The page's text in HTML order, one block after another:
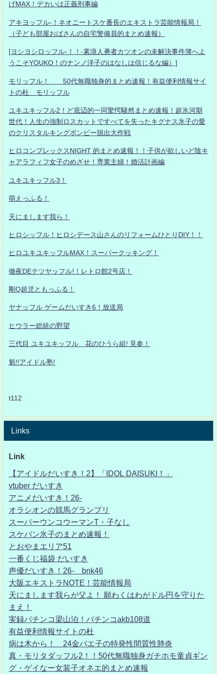
げMAX！デカいは正義刑事編
アキヨッフル-！ネオニートスケ番長のエキストラ芸能情報局！
（子ども部屋おばさんの自宅警備員的まとめ速報）
[ヨシヨシロッフル-！！-素浪人勇者カツオンの未解決事件簿へよ
うこそYOUKO！のナンノ洋子のはなしは信じるな編）]
モリッフル！ 50代無職独身的まとめ速報！有益便利情報サイ
トの杜 モリッフル
ユキユキッフル2！ど底辺的一同驚愕騒然まとめ速報！超氷河期
世代！人生の強制ロスカットですべてを失ったキグナス氷子の愛
のクリスタルキングボンビー脱出大作戦
ヒロコンプレックスNIGHT 的まとめ速報！！子供が欲しいど陰キ
ャアラフィフ女子のめざせ！専業主婦！婚活計画編
ユキユキッフル3！
萌えっふる！
天にまします我ら！
ヒロシッフル！ヒロシデース山さんのリフォームひとりDIY！！
ヒロユキユキッフルMAX！スーパークッキング！
徹夜DEテツヤッフル!！レトロ館2号店！
剛Q超児ともっふる！
ヤナッフル ゲームだいすき6！放送局
ヒウラー総統の野望
三代目 ユキユキッフル 花のひうら組! 見参！
魁!!アイドル塾!
t112
Links
Link
【アイドルだいすき！2】「IDOL DAISUKI！」
vtuber だいすき
アニメだいすき！26-
オラシオンの競馬グランプリ
スーパーウンコウーマンT・子なし
スケバン氷子のまとめ速報！
とおやまエリア51
一番くじ福袋 だいすき
声優だいすき！26- bnk46
大阪エキストラNOTE！芸能情報局
天にまします我らが父よ！ 願わくはわがドル円を守りた
まえ！
実録パチンコ梁山泊！パチンコakb108道
有益便利情報サイトの杜
病は木から！ 24金バエ子の特発性間質性肺炎
真・モリタダッフル2！！50代無職独身ガチホモ童貞ギン
グ・ゲイなー女装子オネエ的まとめ速報